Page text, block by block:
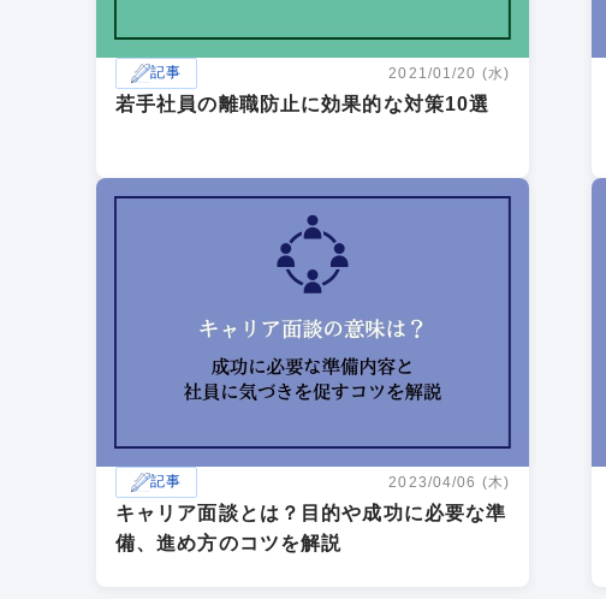
記事 2021/01/20 (水)
若手社員の離職防止に効果的な対策10選
記事 2023/04/06 (木)
キャリア面談とは？目的や成功に必要な準
備、進め方のコツを解説